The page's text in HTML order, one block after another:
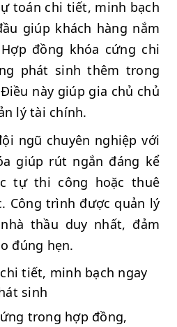
toán chi tiết, minh bạch
giúp khách hàng nắm
đồng khóa cứng chi
phát sinh thêm trong
này giúp gia chủ chủ
lý tài chính.
ngũ chuyên nghiệp với
giúp rút ngắn đáng kể
tự thi công hoặc thuê
Công trình được quản lý
thầu duy nhất, đảm
đúng hẹn.
tiết, minh bạch ngay
sinh
trong hợp đồng,